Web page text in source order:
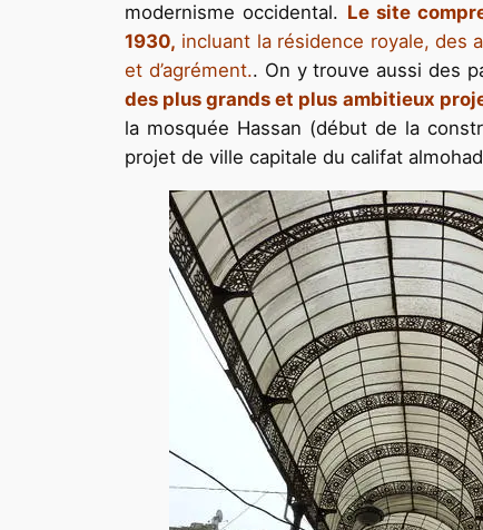
modernisme occidental. Le site
1930, incluant la résidence royale, des
et d’agrément.. On y trouve aussi des
des plus grands et plus ambitieux
la mosquée Hassan (début de la
projet de ville capitale du califat